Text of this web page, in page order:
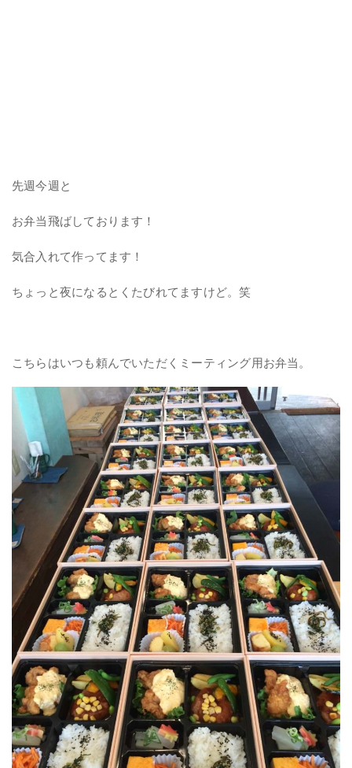
先週今週と
お弁当飛ばしております！
気合入れて作ってます！
ちょっと夜になるとくたびれてますけど。笑
こちらはいつも頼んでいただくミーティング用お弁当。